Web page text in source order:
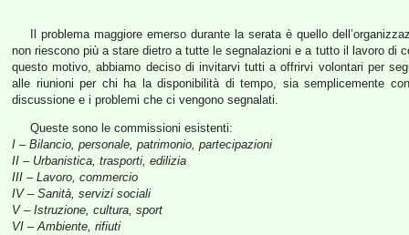
Il problema maggiore emerso durante la serata è quello
non riescono più a stare dietro a tutte le segnalazioni e a tutto il lavoro di
questo motivo, abbiamo deciso di invitarvi tutti a offrirvi volontari per
alle riunioni per chi ha la disponibilità di tempo, sia semplicemente
discussione e i problemi che ci vengono segnalati.
Queste sono le commissioni esistenti:
I – Bilancio, personale, patrimonio, partecipazioni
II – Urbanistica, trasporti, edilizia
III – Lavoro, commercio
IV – Sanità, servizi sociali
V – Istruzione, cultura, sport
VI – Ambiente, rifiuti